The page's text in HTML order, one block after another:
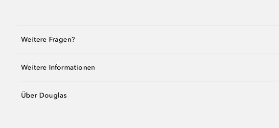
Weitere Fragen?
Weitere Informationen
Über Douglas